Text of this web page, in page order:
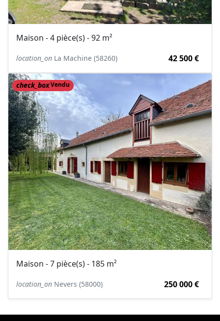
Maison - 4 pièce(s) - 92 m²
location_on La Machine (58260) 42 500 €
check_boxVendu
Maison - 7 pièce(s) - 185 m²
location_on Nevers (58000) 250 000 €